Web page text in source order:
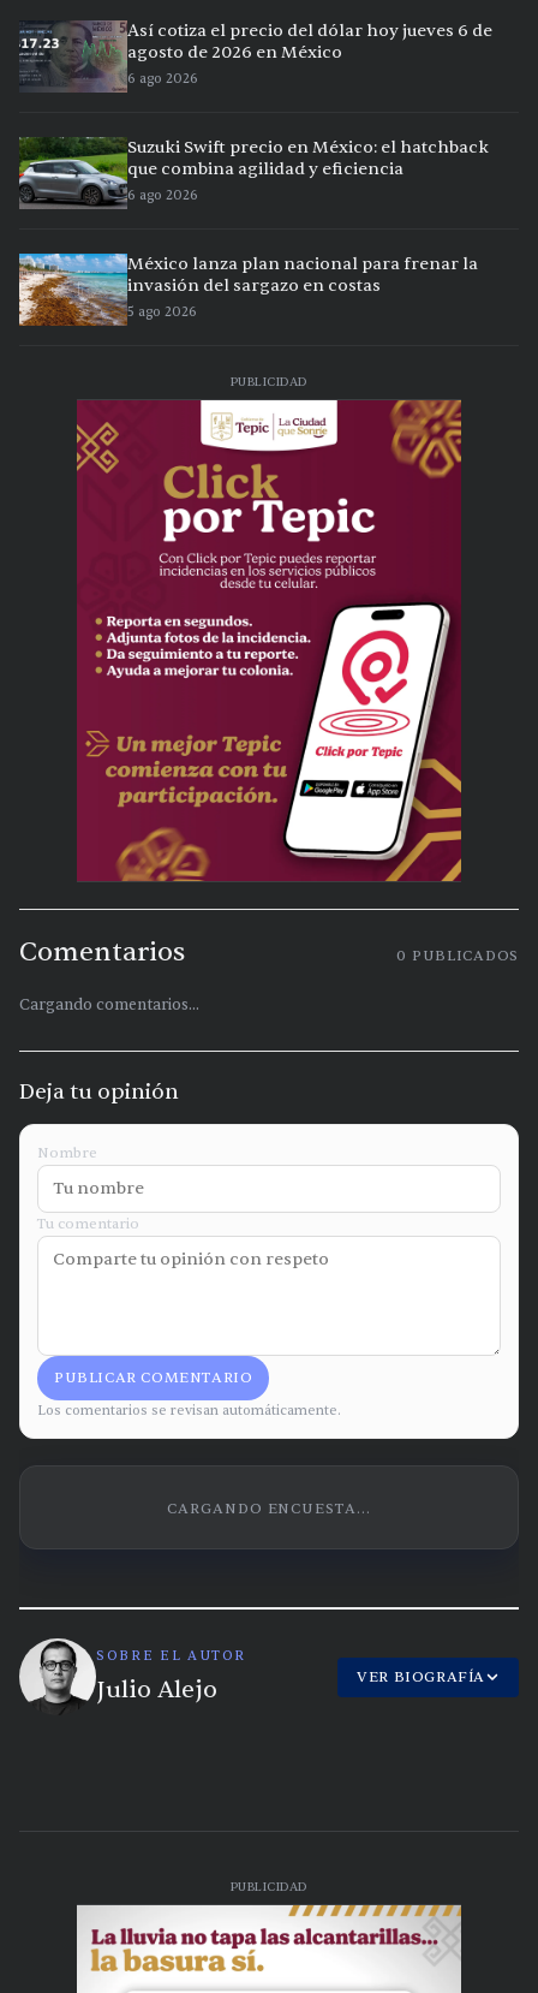
Así cotiza el precio del dólar hoy jueves 6 de
agosto de 2026 en México
6 ago 2026
Suzuki Swift precio en México: el hatchback
que combina agilidad y eficiencia
6 ago 2026
México lanza plan nacional para frenar la
invasión del sargazo en costas
5 ago 2026
PUBLICIDAD
Comentarios 0 PUBLICADOS
Cargando comentarios...
Deja tu opinión
Nombre
Tu comentario
PUBLICAR COMENTARIO
Los comentarios se revisan automáticamente.
CARGANDO ENCUESTA...
SOBRE EL AUTOR
Julio Alejo VER BIOGRAFÍA
PUBLICIDAD